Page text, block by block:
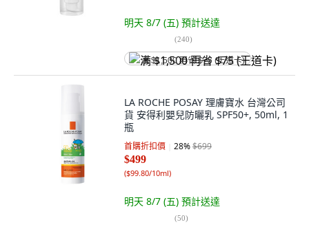
明天 8/7 (五) 預計送達
(240)
满 $1,500 再省 $75 (王道卡)
LA ROCHE POSAY 理膚寶水 台灣公司
貨 安得利嬰兒防曬乳 SPF50+, 50ml, 1
瓶
首購折扣價 28%$699
$499
($99.80/10ml)
明天 8/7 (五) 預計送達
(50)